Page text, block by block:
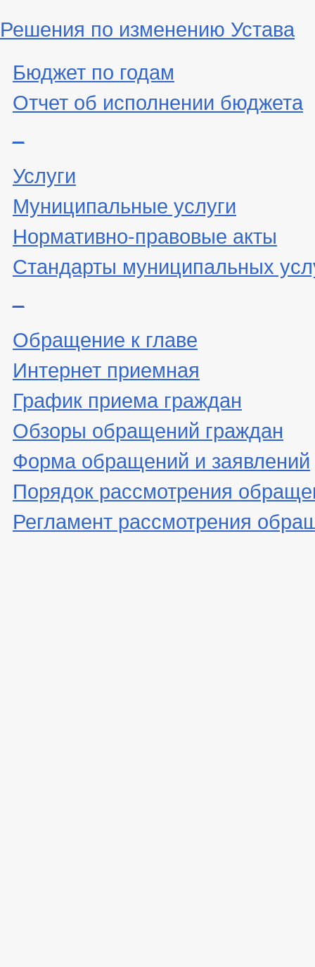
Решения по изменению Устава
Бюджет по годам
Отчет об исполнении бюджета
Услуги
Муниципальные услуги
Нормативно-правовые акты
Стандарты муниципальных
Обращение к главе
Интернет приемная
График приема граждан
Обзоры обращений граждан
Форма обращений и заявлений
Порядок рассмотрения
Регламент рассмотрения